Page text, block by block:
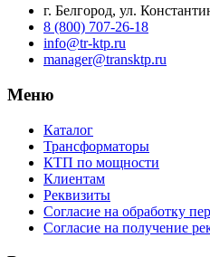
г. Белгород, ул.
8 (800) 707-26-18
info@tr-ktp.ru
manager@transktp.ru
Меню
Каталог
Трансформаторы
КТП по мощности
Клиентам
Реквизиты
Согласие на обработку
Согласие на получение